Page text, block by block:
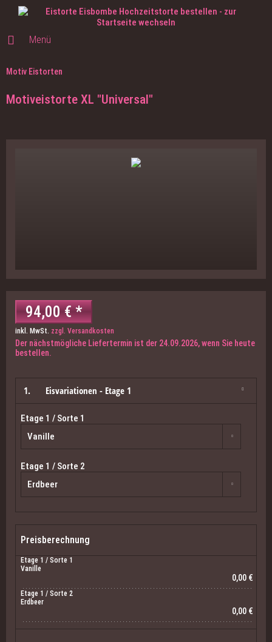
Menü
Motiv Eistorten
Motiveistorte XL "Universal"
94,00 € *
inkl. MwSt. zzgl. Versandkosten
Der nächstmögliche Liefertermin ist der 24.09.2026, wenn Sie heute
bestellen.
1. Eisvariationen - Etage 1
Etage 1 / Sorte 1
Etage 1 / Sorte 2
Preisberechnung
Etage 1 / Sorte 1
Vanille
0,00 €
Etage 1 / Sorte 2
Erdbeer
0,00 €